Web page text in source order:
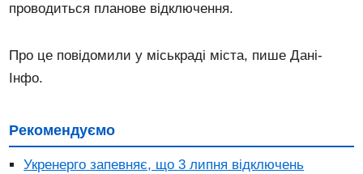
проводиться планове відключення.
Про це повідомили у міськраді міста, пише Дані-
Інфо.
Рекомендуємо
Укренерго запевняє, що 3 липня відключень